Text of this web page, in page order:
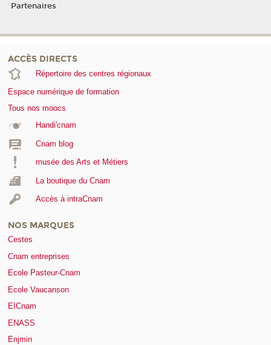
Partenaires
ACCÈS DIRECTS
Répertoire des centres régionaux
Espace numérique de formation
Tous nos moocs
Handi'cnam
Cnam blog
musée des Arts et Métiers
La boutique du Cnam
Accès à intraCnam
NOS MARQUES
Cestes
Cnam entreprises
Ecole Pasteur-Cnam
Ecole Vaucanson
EICnam
ENASS
Enjmin